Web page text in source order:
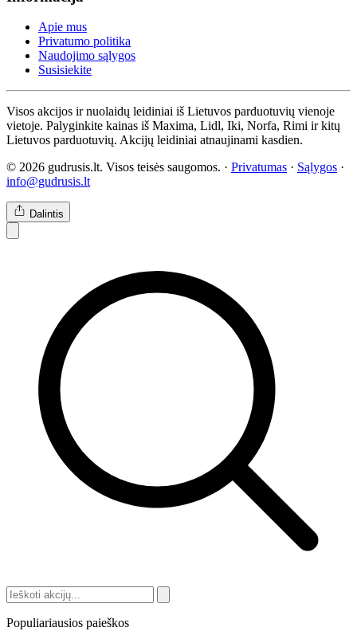
Apie mus
Privatumo politika
Naudojimo sąlygos
Susisiekite
Visos akcijos ir nuolaidų leidiniai iš Lietuvos parduotuvių vienoje
vietoje. Palyginkite kainas iš Maxima, Lidl, Iki, Norfa, Rimi ir kitų
Lietuvos parduotuvių. Akcijų leidiniai atnaujinami kasdien.
© 2026 gudrusis.lt. Visos teisės saugomos. · Privatumas · Sąlygos ·
info@gudrusis.lt
Dalintis
Populiariausios paieškos